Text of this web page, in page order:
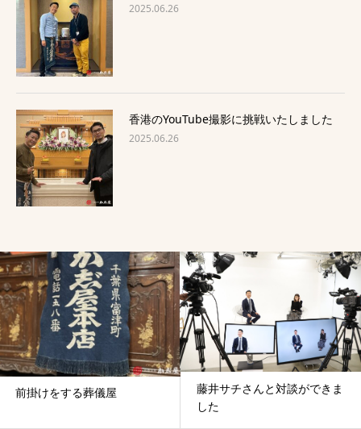
2025.06.26
香港のYouTube撮影に挑戦いたしました
2025.06.26
前掛けをする葬儀屋
藤井サチさんと対談ができま
した